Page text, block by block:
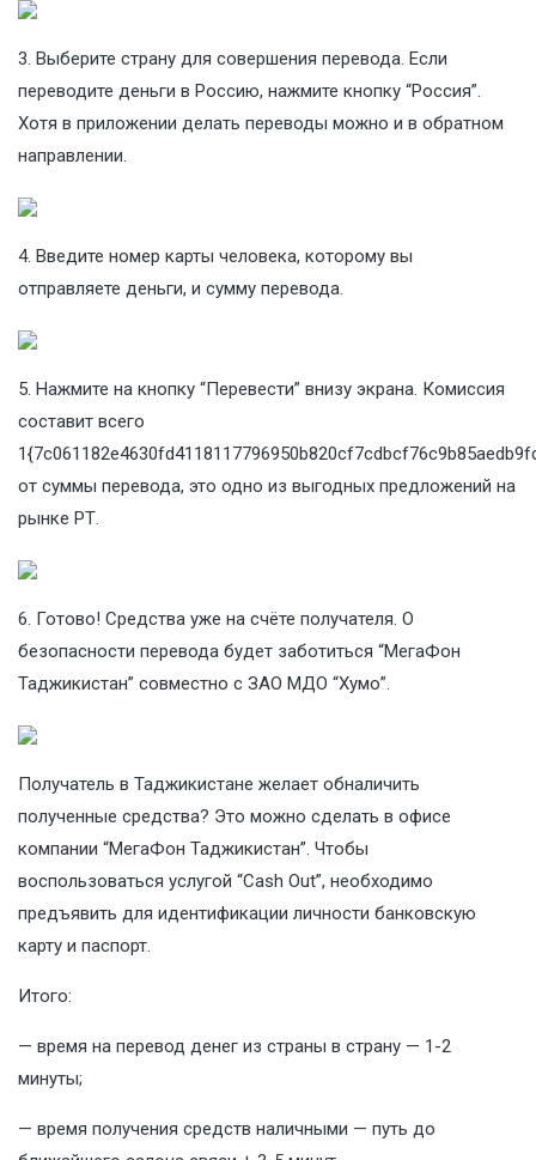
3. Выберите страну для совершения перевода. Если
переводите деньги в Россию, нажмите кнопку “Россия”.
Хотя в приложении делать переводы можно и в обратном
направлении.
4. Введите номер карты человека, которому вы
отправляете деньги, и сумму перевода.
5. Нажмите на кнопку “Перевести” внизу экрана. Комиссия
составит всего
от суммы перевода, это одно из выгодных предложений на
рынке РТ.
6. Готово! Средства уже на счёте получателя. О
безопасности перевода будет заботиться “МегаФон
Таджикистан” совместно с ЗАО МДО “Хумо”.
Получатель в Таджикистане желает обналичить
полученные средства? Это можно сделать в офисе
компании “МегаФон Таджикистан”. Чтобы
воспользоваться услугой “Cash Out”, необходимо
предъявить для идентификации личности банковскую
карту и паспорт.
Итого:
— время на перевод денег из страны в страну — 1-2
минуты;
— время получения средств наличными — путь до